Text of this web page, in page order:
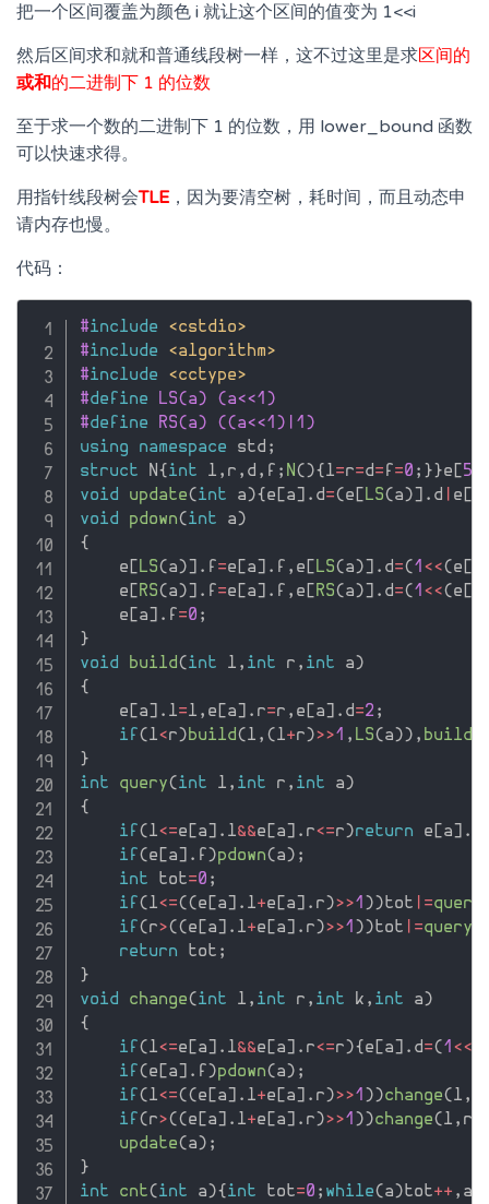
把一个区间覆盖为颜色 i 就让这个区间的值变为 1<<i
然后区间求和就和普通线段树一样，这不过这里是求区间的
或和的二进制下 1 的位数
至于求一个数的二进制下 1 的位数，用 lower_bound 函数
可以快速求得。
用指针线段树会TLE ，因为要清空树，耗时间，而且动态申
请内存也慢。
代码：
#include
<cstdio>
#include
<algorithm>
#include
<cctype>
#define LS(a) (a<<1)
#define RS(a) ((a<<1)|1)
using
namespace std ;
struct N{int l , r , d , f ; N(){l=r=d= f =0 ; }}e [
void
update(int a){e [a] . d=(e [LS(a)] . d | e [
void
pdown(int a)
{
    e
[LS(a)] . f =e [a] . f , e [LS(a)] . d=(1 <<(e [
    e
[RS(a)] . f =e [a] . f , e [RS(a)] . d=(1 <<(e [
    e
[a] . f =0 ;
}
void
build(int l , int r , int a)
{
    e
[a] . l=l , e [a] . r=r , e [a] . d=2 ;
if (l<r)build(l , (l+r)>>1 , LS(a)) , build
}
int
query(int l , int r , int a)
{
if (l<=e [a] . l&&e [a] . r<=r)return e [a] .
if (e [a] . f )pdown(a) ;
int tot=0 ;
if (l<=((e [a] . l+e [a] . r)>>1 ))tot | =query
if (r>((e [a] . l+e [a] . r)>>1 ))tot | =query
return tot ;
}
void
change(int l , int r , int k , int a)
{
if (l<=e [a] . l&&e [a] . r<=r){e [a] . d=(1 <<
if (e [a] . f )pdown(a) ;
if (l<=((e [a] . l+e [a] . r)>>1 ))change(l ,
if (r>((e [a] . l+e [a] . r)>>1 ))change(l , r
update(a) ;
}
int
cnt(int a){int tot=0 ; while(a)tot++ , a